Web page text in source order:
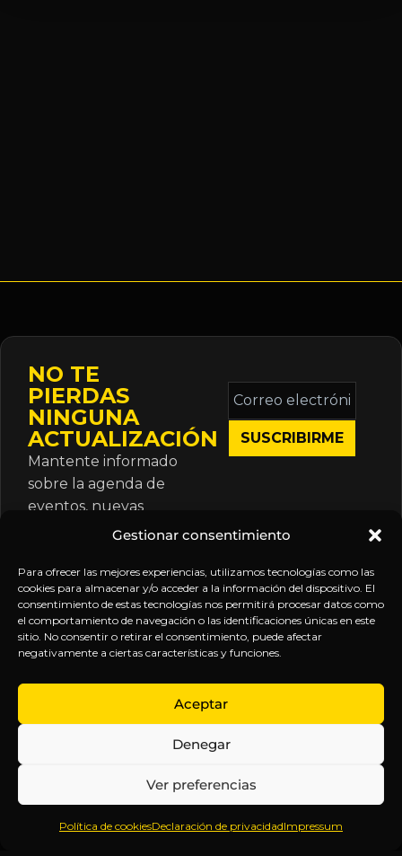
Gestionar consentimiento
Para ofrecer las mejores experiencias, utilizamos tecnologías como las
cookies para almacenar y/o acceder a la información del dispositivo. El
consentimiento de estas tecnologías nos permitirá procesar datos como
el comportamiento de navegación o las identificaciones únicas en este
sitio. No consentir o retirar el consentimiento, puede afectar
negativamente a ciertas características y funciones.
Aceptar
Denegar
Ver preferencias
Política de cookiesDeclaración de privacidadImpressum
NO TE
PIERDAS
NINGUNA
ACTUALIZACIÓN
Mantente informado
sobre la agenda de
eventos, nuevas
publicaciones y
suscripción.
Correo
electrónico
*
Inteligencia
Anticipándonos
EXPLORA
Inicio
Sobre
Contenido
Webinars
LEGAL
Política
de
Términos y
Aviso
SÍGUENOS